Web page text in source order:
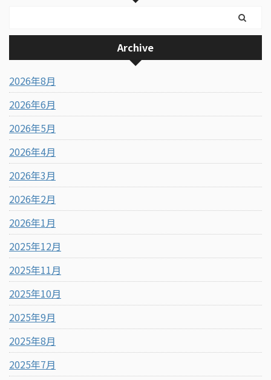
Archive
2026年8月
2026年6月
2026年5月
2026年4月
2026年3月
2026年2月
2026年1月
2025年12月
2025年11月
2025年10月
2025年9月
2025年8月
2025年7月